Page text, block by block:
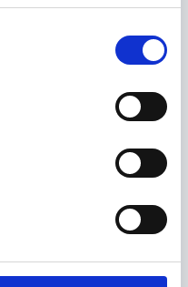
zur
Die Prävalenz in
und 1:500. Somit sind
kardiovaskuläres